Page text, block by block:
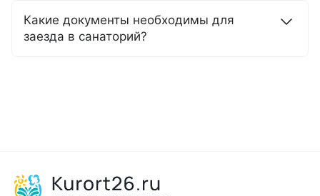
Какие документы необходимы для
заезда в санаторий?